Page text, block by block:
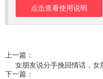
点击查看使用说明
上一篇：
女朋友说分手挽回情话，女
下一篇：